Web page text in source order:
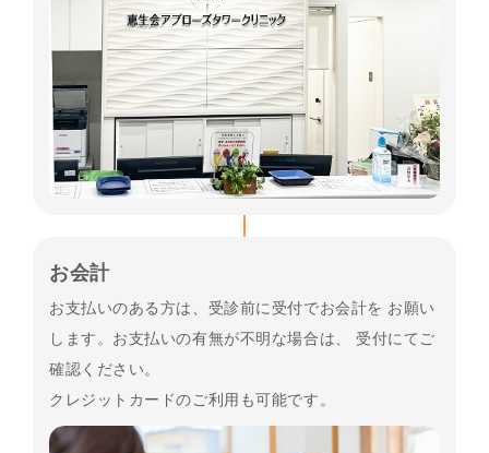
お会計
お支払いのある方は、受診前に受付でお会計を お願い
します。お支払いの有無が不明な場合は、 受付にてご
確認ください。
クレジットカードのご利用も可能です。